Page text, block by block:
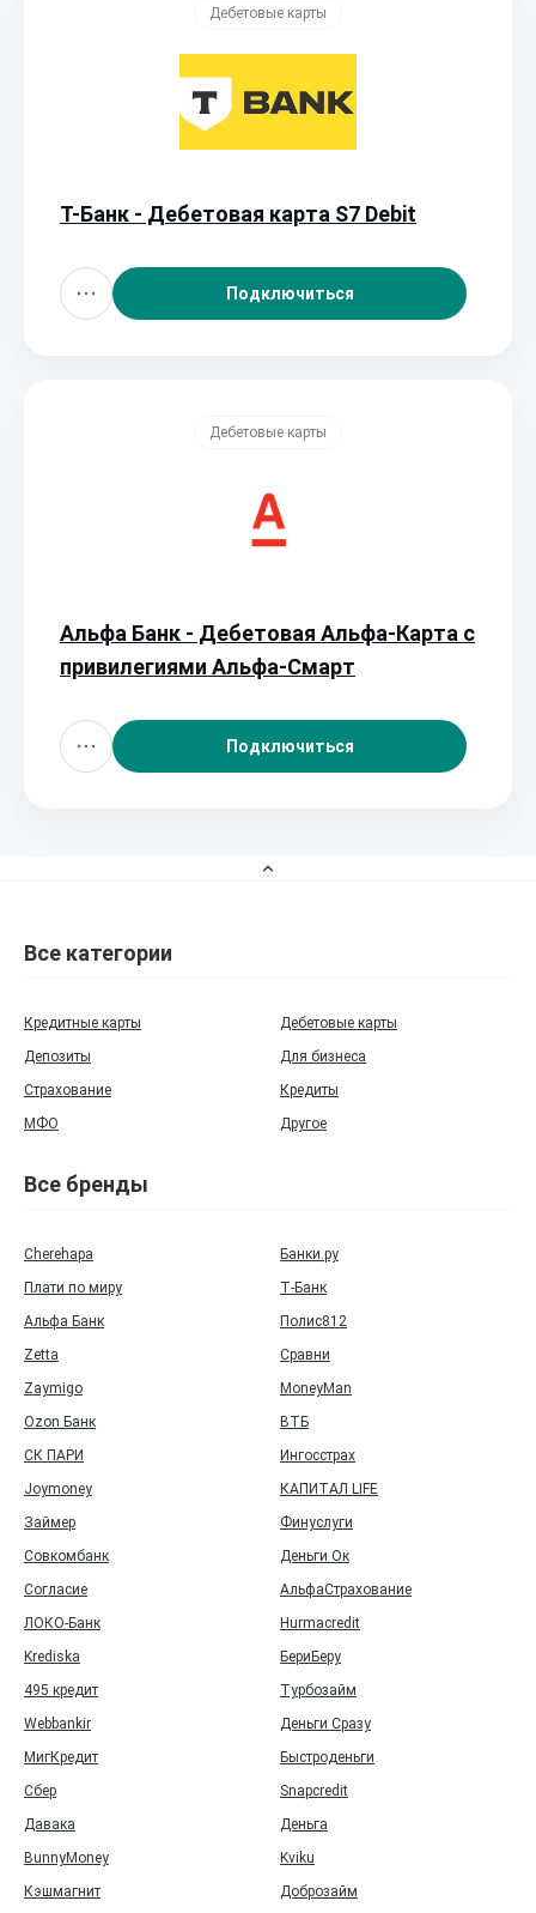
Дебетовые карты
Т-Банк - Дебетовая карта S7 Debit
Подключиться
Дебетовые карты
Альфа Банк - Дебетовая Альфа‑Карта с
привилегиями Альфа‑Смарт
Подключиться
Все категории
Кредитные карты
Дебетовые карты
Депозиты
Для бизнеса
Страхование
Кредиты
МФО
Другое
Все бренды
Cherehapa
Банки.ру
Плати по миру
Т‑Банк
Альфа Банк
Полис812
Zetta
Сравни
Zaymigo
MoneyMan
Ozon Банк
ВТБ
СК ПАРИ
Ингосстрах
Joymoney
КАПИТАЛ LIFE
Займер
Финуслуги
Совкомбанк
Деньги Ок
Согласие
АльфаСтрахование
ЛОКО-Банк
Hurmacredit
Krediska
БериБеру
495 кредит
Турбозайм
Webbankir
Деньги Сразу
МигКредит
Быстроденьги
Сбер
Snapcredit
Давака
Деньга
BunnyMoney
Kviku
Кэшмагнит
Доброзайм